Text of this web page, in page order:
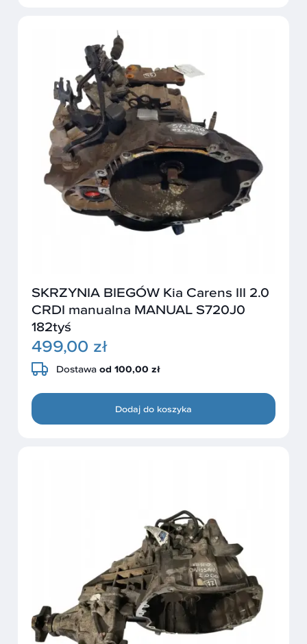
SKRZYNIA BIEGÓW Kia Carens III 2.0
CRDI manualna MANUAL S720J0
182tyś
499,00 zł
Dostawa od 100,00 zł
Dodaj do koszyka